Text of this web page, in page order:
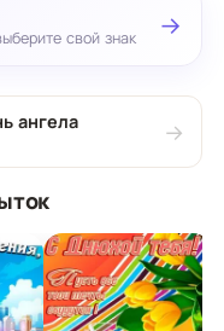
свой знак →
ангела →